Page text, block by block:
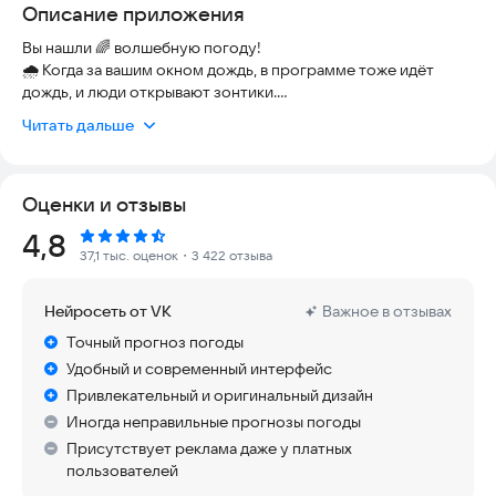
Описание приложения
Вы нашли 🌈 волшебную погоду!
🌧️ Когда за вашим окном дождь, в программе тоже идёт
дождь, и люди открывают зонтики.
⛅ Крутите время и наблюдайте, как изменится погода в
🌅 Солнце восходит и садится в то же время, что и в
реальном мире. 🌙 Фаза луны - настоящая.
поют птицы и гуляют животные. Город наполнен людьми и
машинами. В Аэропорту садятся самолеты. А в Долине
гуляют овцы.
🍃🍂 Пейзаж меняется 5 раз за год, отражая изменения
природы в вашем регионе.
📷 Погода на вашем фото. YoWindow умеет показывать
Читать дальше
Оценки и отзывы
Рейтинг:
4,8 37,1 тыс. оценок ・3 422 отзыва
Нейросеть от VK
Важное в отзывах
Точный прогноз погоды
Удобный и современный интерфейс
Привлекательный и оригинальный дизайн
Иногда неправильные прогнозы погоды
Присутствует реклама даже у платных
пользователей